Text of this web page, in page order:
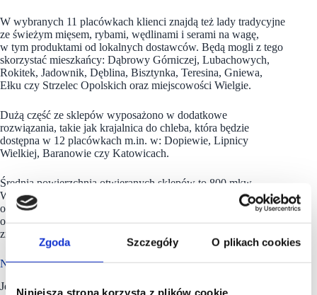
Zgoda Szczegóły O plikach cookies
Niniejsza strona korzysta z plików cookie
W wybranych 11 placówkach klienci znajdą też lady tradycyjne
ze świeżym mięsem, rybami, wędlinami i serami na wagę,
w tym produktami od lokalnych dostawców. Będą mogli z tego
skorzystać mieszkańcy: Dąbrowy Górniczej, Lubachowych,
Rokitek, Jadownik, Dęblina, Bisztynka, Teresina, Gniewa,
Ełku czy Strzelec Opolskich oraz miejscowości Wielgie.
Dużą część ze sklepów wyposażono w dodatkowe
rozwiązania, takie jak krajalnica do chleba, która będzie
dostępna w 12 placówkach m.in. w: Dopiewie, Lipnicy
Wielkiej, Baranowie czy Katowicach.
Średnia powierzchnia otwieranych sklepów to 800 mkw.
Większość sklepów posiada 3 tradycyjne kasy liniowe
oraz liczne kasy samoobsługowe, które pozwalają skrócić czas
oczekiwania w kolejce. Przy większości placówek na klientów
zmotoryzowanych czekają także obszerne parkingi.
Największa sieć detaliczna w Polsce
Jerónimo Martins Polska S.A. jest właścicielem Biedronki